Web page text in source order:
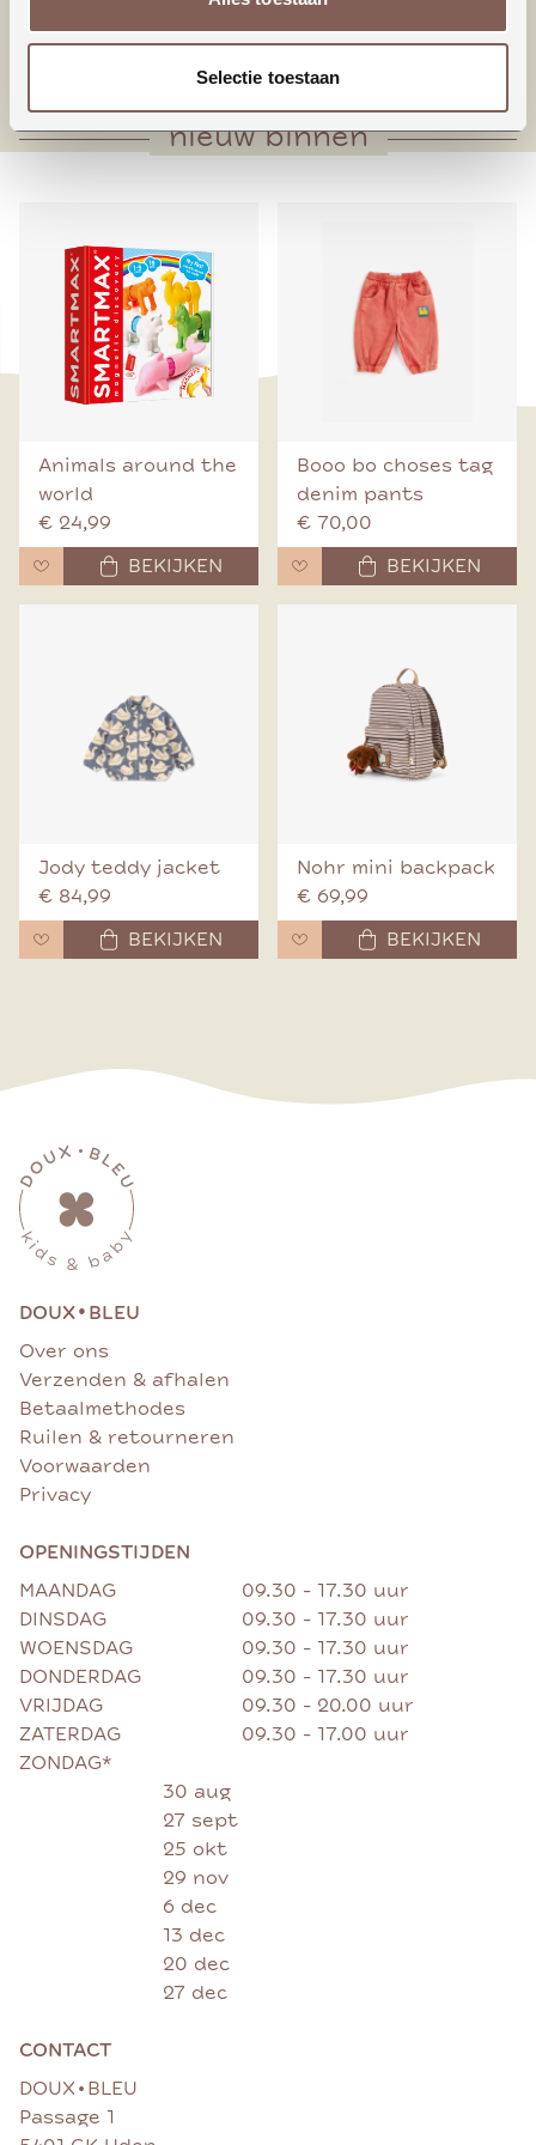
Selectie toestaan
* Zakje voorop
* Taps toelopende pijpen
nieuw binnen
Animals around the
world
€ 24,99
BEKIJKEN
Booo bo choses tag
denim pants
€ 70,00
BEKIJKEN
Jody teddy jacket
€ 84,99
BEKIJKEN
Nohr mini backpack
€ 69,99
BEKIJKEN
DOUX• BLEU
Over ons
Verzenden & afhalen
Betaalmethodes
Ruilen & retourneren
Voorwaarden
Privacy
OPENINGSTIJDEN
MAANDAG
09.30 - 17.30 uur
DINSDAG
09.30 - 17.30 uur
WOENSDAG
09.30 - 17.30 uur
DONDERDAG
09.30 - 17.30 uur
VRIJDAG
09.30 - 20.00 uur
ZATERDAG
09.30 - 17.00 uur
ZONDAG*
30 aug
27 sept
25 okt
29 nov
6 dec
13 dec
20 dec
27 dec
CONTACT
DOUX • BLEU
Passage 1